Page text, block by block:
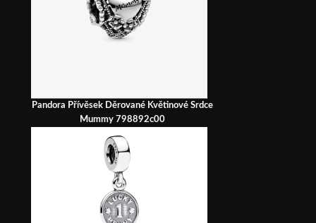
Pandora Přívěsek Děrované Květinové Srdce
Mummy 798892c00